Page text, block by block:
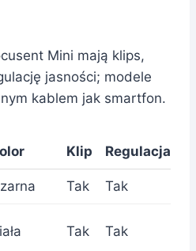
Mini mają klips,
jasności; modele
kablem jak smartfon.
Klip Regulacja
Tak Tak
Tak Tak